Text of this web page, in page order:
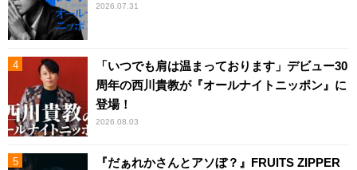
2026.07.31
「いつでも肩は温まっております」デビュー30
周年の西川貴教が『オールナイトニッポン』に
登場！
2026.08.03
『だぁれかさんとアソぼ？』FRUITS ZIPPER